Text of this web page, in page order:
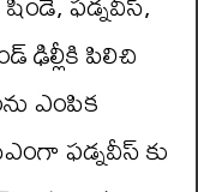
ఢిల్లీకి పిలిచి
ఎంపిక
ఫడ్నవీస్ కు